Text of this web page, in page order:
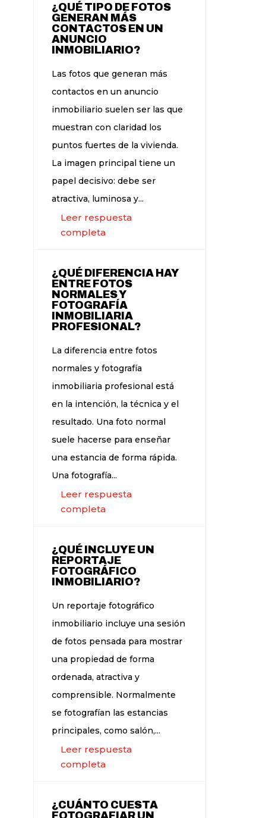
¿QUÉ TIPO DE FOTOS
GENERAN MÁS
CONTACTOS EN UN
ANUNCIO
INMOBILIARIO?
Las fotos que generan más
contactos en un anuncio
inmobiliario suelen ser las que
muestran con claridad los
puntos fuertes de la vivienda.
La imagen principal tiene un
papel decisivo: debe ser
atractiva, luminosa y...
Leer respuesta
completa
¿QUÉ DIFERENCIA HAY
ENTRE FOTOS
NORMALES Y
FOTOGRAFÍA
INMOBILIARIA
PROFESIONAL?
La diferencia entre fotos
normales y fotografía
inmobiliaria profesional está
en la intención, la técnica y el
resultado. Una foto normal
suele hacerse para enseñar
una estancia de forma rápida.
Una fotografía...
Leer respuesta
completa
¿QUÉ INCLUYE UN
REPORTAJE
FOTOGRÁFICO
INMOBILIARIO?
Un reportaje fotográfico
inmobiliario incluye una sesión
de fotos pensada para mostrar
una propiedad de forma
ordenada, atractiva y
comprensible. Normalmente
se fotografían las estancias
principales, como salón,...
Leer respuesta
completa
¿CUÁNTO CUESTA
FOTOGRAFIAR UN